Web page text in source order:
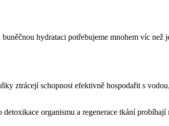
hydrataci potřebujeme mnohem víc než
ztrácejí schopnost efektivně hospodařit s
organismu a regenerace tkání probíhají